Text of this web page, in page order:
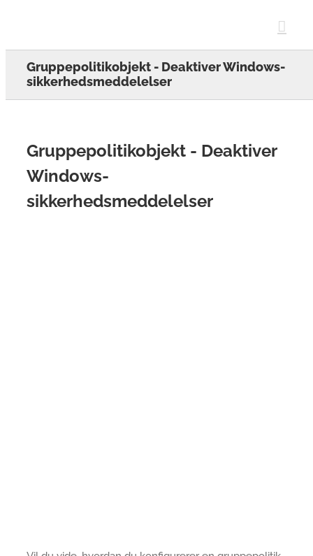
Gruppepolitikobjekt - Deaktiver Windows-
sikkerhedsmeddelelser
Gruppepolitikobjekt - Deaktiver
Windows-
sikkerhedsmeddelelser